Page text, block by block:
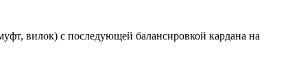
вилок) с последующей балансировкой кардана на